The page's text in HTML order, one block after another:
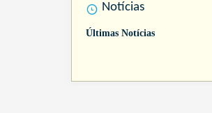
Notícias
Últimas Notícias